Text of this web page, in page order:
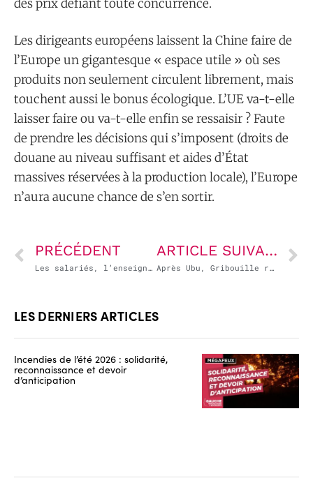
des prix défiant toute concurrence.
Les dirigeants européens laissent la Chine faire de
l’Europe un gigantesque « espace utile » où ses
produits non seulement circulent librement, mais
touchent aussi le bonus écologique. L’UE va-t-elle
laisser faire ou va-t-elle enfin se ressaisir ? Faute
de prendre les décisions qui s’imposent (droits de
douane au niveau suffisant et aides d’État
massives réservées à la production locale), l’Europe
n’aura aucune chance de s’en sortir.
PRÉCÉDENT
Les salariés, l’enseignement et la transition écologique paieront pour les « économies » gouvernementales
ARTICLE SUIVANT
Après Ubu, Gribouille roi…
LES DERNIERS ARTICLES
Incendies de l’été 2026 : solidarité,
reconnaissance et devoir
d’anticipation